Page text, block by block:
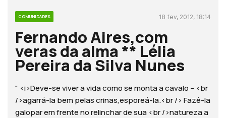
COMUNIDADES 18 fev, 2012, 18:14
Fernando Aires,com
veras da alma ** Lélia
Pereira da Silva Nunes
" <i>Deve-se viver a vida como se monta a cavalo – <br
/>agarrá-la bem pelas crinas,esporeá-la.<br /> Fazê-la
galopar em frente no relinchar de sua <br />natureza a